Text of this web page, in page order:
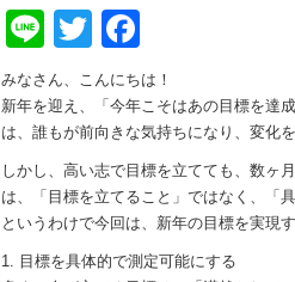
LineTwitter
みなさん、こんにちは！
新年を迎え、「今年こそはあの目標を達
は、誰もが前向きな気持ちになり、変化
しかし、高い志で目標を立てても、数ヶ
は、「目標を立てること」ではなく、「
というわけで今回は、新年の目標を実現
1. 目標を具体的で測定可能にする